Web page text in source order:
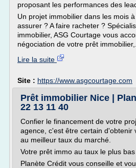
proposant les performances des
Un projet immobilier dans les mois
assurer ? A faire racheter ?
immobilier, ASG Courtage vous
négociation de votre prêt
Lire la suite
Site : https://www.asgcourtage.com
Prêt immobilier Nice |
22 13 11 40
Confier le financement de votre
agence, c'est être certain d'obtenir
au meilleur taux du marché.
Votre prêt immo au taux le plus bas
Planète Crédit vous conseille et